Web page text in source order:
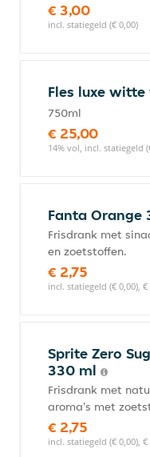
€ 3,00
incl. statiegeld (€ 0,00)
Fles luxe
750ml
€ 25,00
14% vol, incl. statiegeld
Fanta Orange
Frisdrank met
en zoetstoffen.
€ 2,75
incl. statiegeld (€ 0,00),
Sprite Zero
330 ml
Frisdrank met
aroma's met
€ 2,75
incl. statiegeld (€ 0,00),